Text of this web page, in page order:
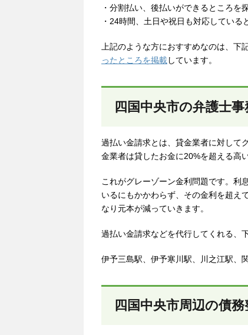
・分割払い、後払いができるところを
・24時間、土日や祝日も対応している
上記のような方におすすめなのは、下
ったところを掲載しています。
四国中央市の弁護士
過払い金請求とは、貸金業者に対して
金業者は貸したお金に20%を超える高
これがグレーゾーン金利問題です。利
いるにもかかわらず、その金利を超え
なり元本が減っていきます。
過払い金請求などを代行してくれる、
伊予三島駅、伊予寒川駅、川之江駅、
四国中央市周辺の債